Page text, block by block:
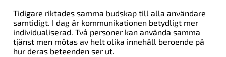
Tidigare riktades samma budskap till alla användare
samtidigt. I dag är kommunikationen betydligt mer
individualiserad. Två personer kan använda samma
tjänst men mötas av helt olika innehåll beroende på
hur deras beteenden ser ut.